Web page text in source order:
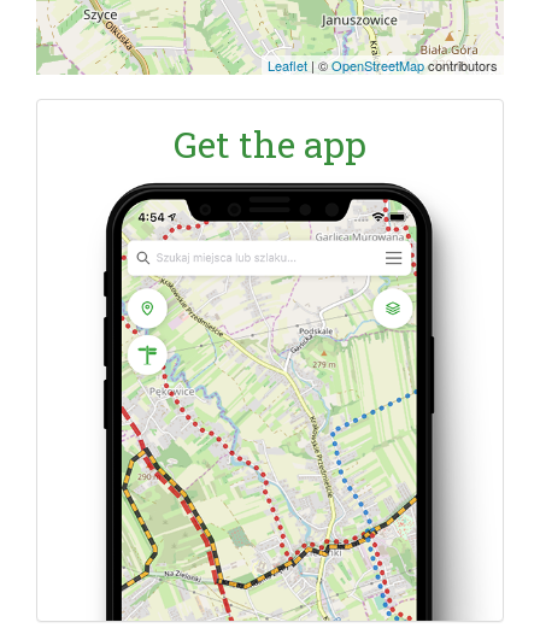
Leaflet |©OpenStreetMapcontributors
Get the app